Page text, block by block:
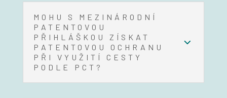
MOHU S MEZINÁRODNÍ
PATENTOVOU
PŘIHLÁŠKOU ZÍSKAT
PATENTOVOU OCHRANU
PŘI VYUŽITÍ CESTY
PODLE PCT?